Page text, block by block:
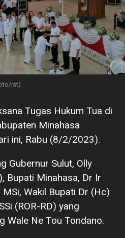
ist)
Tugas Hukum Tua di
Minahasa
ini, Rabu (8/2/2023).
Gubernur Sulut, Olly
Bupati Minahasa, Dr Ir
Wakil Bupati Dr (Hc)
(ROR-RD) yang
Wale Ne Tou Tondano.